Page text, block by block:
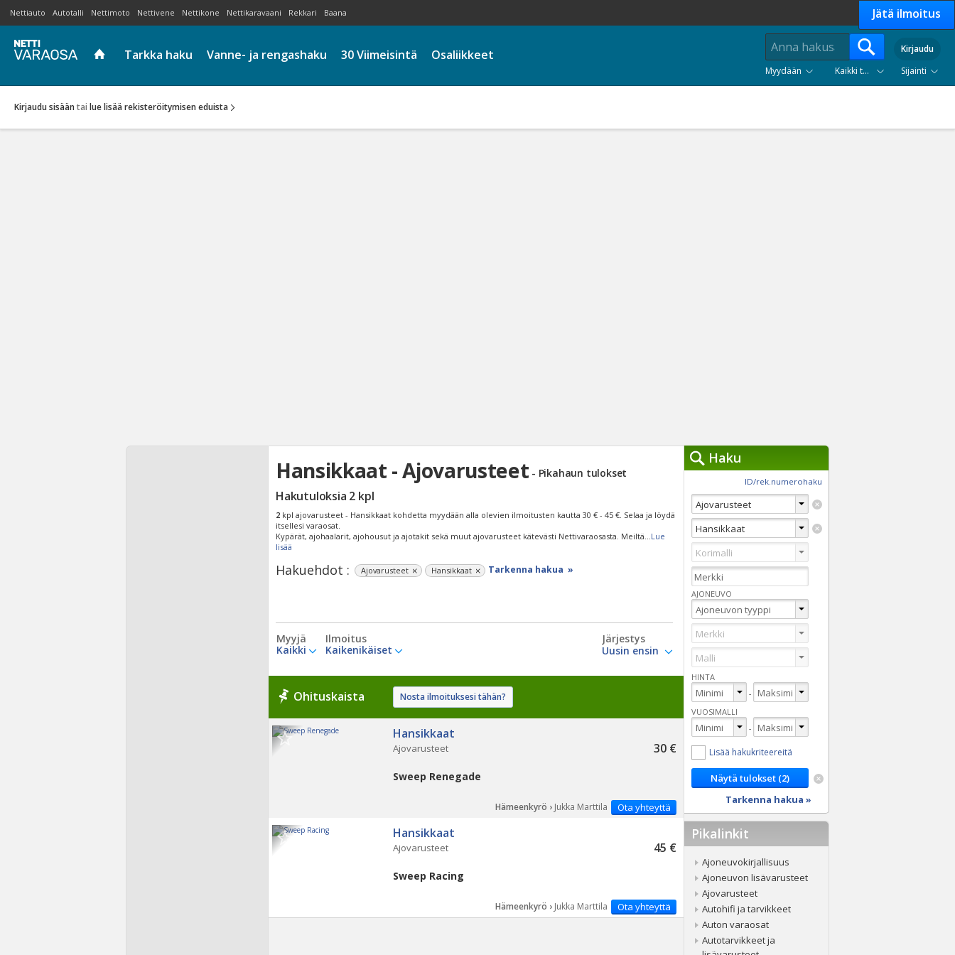
Nettiauto Autotalli Nettimoto Nettivene Nettikone Nettikaravaani Rekkari Baana Jätä ilmoitus
Tarkka haku Vanne- ja rengashaku 30 Viimeisintä Osaliikkeet
Kirjaudu
Myydään
Kaikki tuoteryhmät Sijainti
Kirjaudu sisään tai lue lisää rekisteröitymisen eduista
Hansikkaat - Ajovarusteet - Pikahaun tulokset
Hakutuloksia 2 kpl
2 kpl ajovarusteet - Hansikkaat kohdetta myydään alla olevien ilmoitusten kautta 30 € - 45 €. Selaa ja löydä
itsellesi varaosat.
Kypärät, ajohaalarit, ajohousut ja ajotakit sekä muut ajovarusteet kätevästi Nettivaraosasta. Meiltä...Lue
lisää
Hakuehdot : Ajovarusteet Hansikkaat Tarkenna hakua »
Myyjä
Kaikki
Ilmoitus
Kaikenikäiset
Järjestys
Ohituskaista Nosta ilmoituksesi tähän?
Hansikkaat
30 €
Ajovarusteet
Sweep Renegade
Ota yhteyttä
Hämeenkyrö › Jukka Marttila
Hansikkaat
45 €
Ajovarusteet
Sweep Racing
Ota yhteyttä
Hämeenkyrö › Jukka Marttila
Haku
ID/rek.numerohaku
AJONEUVO
HINTA
-
VUOSIMALLI
-
Lisää hakukriteereitä
Tarkenna hakua »
Pikalinkit
Ajoneuvokirjallisuus
Ajoneuvon lisävarusteet
Ajovarusteet
Autohifi ja tarvikkeet
Auton varaosat
Autotarvikkeet ja